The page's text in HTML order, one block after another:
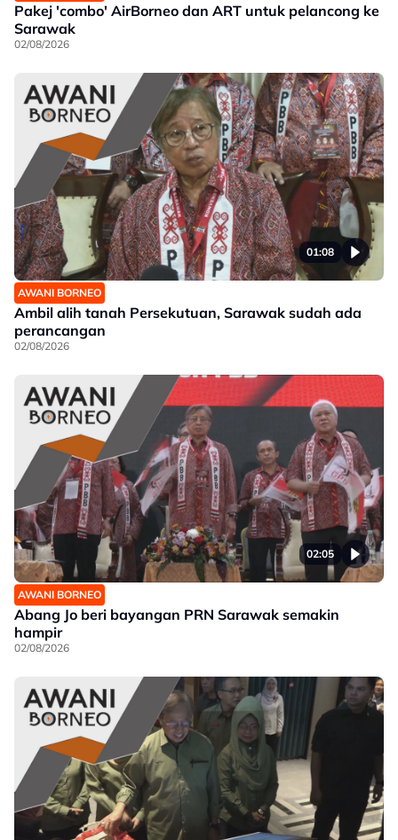
Pakej 'combo' AirBorneo dan ART untuk pelancong ke
Sarawak
02/08/2026
01:08
AWANI BORNEO
Ambil alih tanah Persekutuan, Sarawak sudah ada
perancangan
02/08/2026
02:05
AWANI BORNEO
Abang Jo beri bayangan PRN Sarawak semakin
hampir
02/08/2026